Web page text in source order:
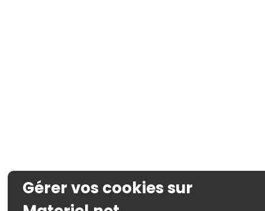
Gérer vos cookies sur